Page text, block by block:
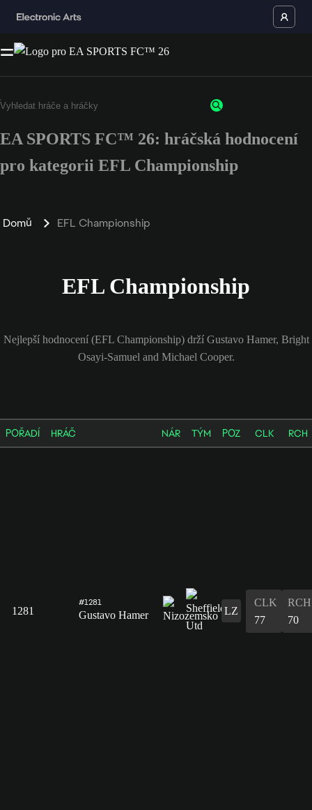
EA SPORTS FC™ 26: hráčská hodnocení
pro kategorii EFL Championship
Domů EFL Championship
EFL Championship
Nejlepší hodnocení (EFL Championship) drží Gustavo Hamer, Bright
Osayi-Samuel and Michael Cooper.
POŘADÍ HRÁČ NÁR TÝM POZ CLK RCH
1281
#1281
Gustavo Hamer LZ
CLK
77
RCH
70